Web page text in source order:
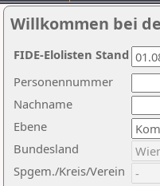
Willkommen bei
Nachname
Ebene
Personennummer
Bundesland
Spgem./Kreis/Verein
FIDE-Elolisten Stand